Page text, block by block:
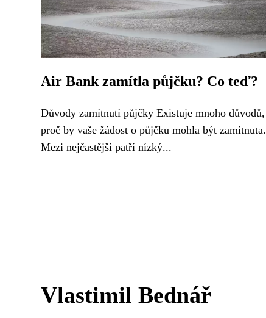
Air Bank zamítla půjčku? Co teď?
Důvody zamítnutí půjčky Existuje mnoho důvodů,
proč by vaše žádost o půjčku mohla být zamítnuta.
Mezi nejčastější patří nízký...
Vlastimil Bednář